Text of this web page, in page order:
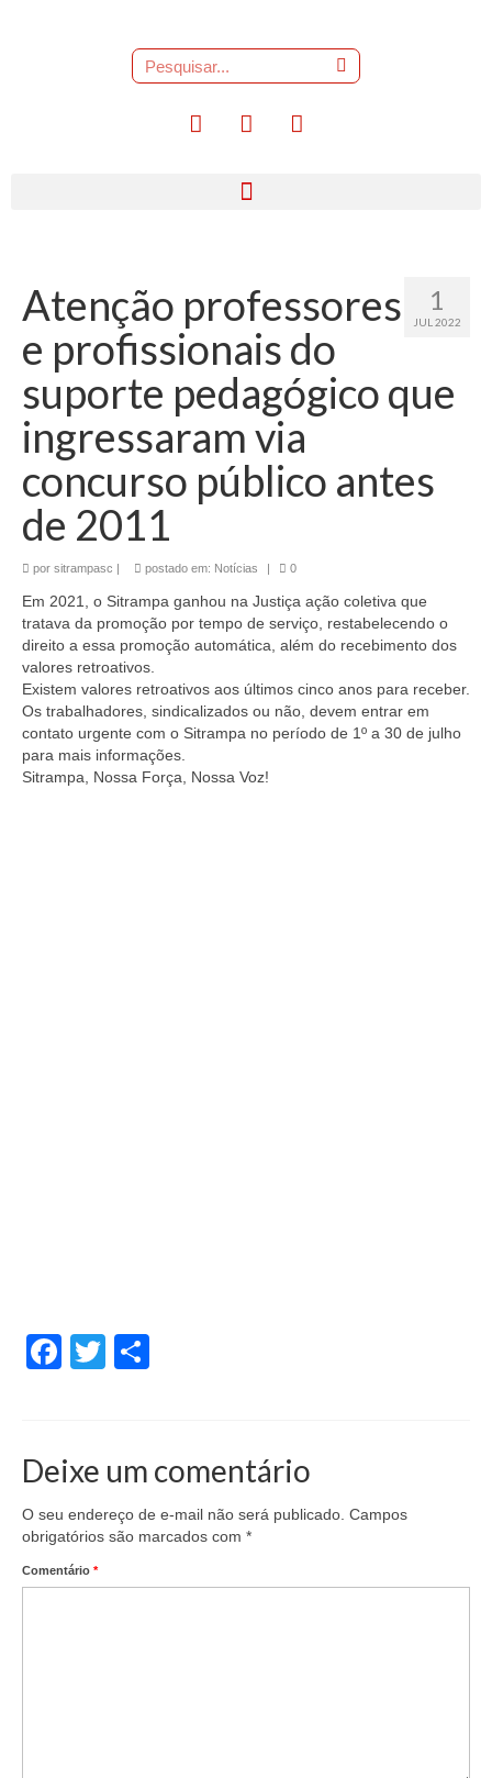
1
JUL 2022
Atenção professores
e profissionais do
suporte pedagógico que
ingressaram via
concurso público antes
de 2011
por sitrampasc postado em: Notícias 0
Em 2021, o Sitrampa ganhou na Justiça ação coletiva que
tratava da promoção por tempo de serviço, restabelecendo o
direito a essa promoção automática, além do recebimento dos
valores retroativos.
Existem valores retroativos aos últimos cinco anos para receber.
Os trabalhadores, sindicalizados ou não, devem entrar em
contato urgente com o Sitrampa no período de 1º a 30 de julho
para mais informações.
Sitrampa, Nossa Força, Nossa Voz!
Facebook
Twitter
Deixe um comentário
O seu endereço de e-mail não será publicado. Campos
obrigatórios são marcados com *
Comentário *